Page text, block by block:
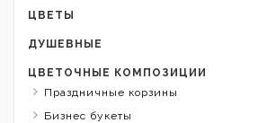
ЦВЕТЫ
ДУШЕВНЫЕ
ЦВЕТОЧНЫЕ КОМПОЗИЦИИ
Праздничные корзины
Бизнес букеты